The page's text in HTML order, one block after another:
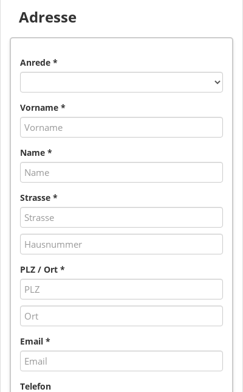
Adresse
Anrede *
Vorname *
Name *
Strasse *
PLZ / Ort *
Email *
Telefon